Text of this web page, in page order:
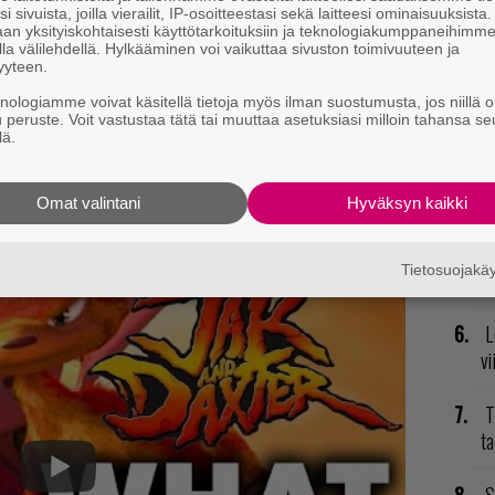
Legacyon todellinen klassikoiden klassikko, ja
tasohyppelypelejä. Naughty Dogin tekemä
ja sen uskomattoman kaunis ja värikäs
ympäri maapallon. Pelisarjan jatko-osat
ykkösosa on kestänyt aikaa mielettömän
pelimaailman klassikko, joka sopii tänäkin
pelaajasukupolvelle.
-pelisarjan historiasta näet alta.
sivuista, joilla vierailit, IP-osoitteestasi sekä laitteesi
yksityiskohtaisesti käyttötarkoituksiin ja teknologiakumppaneihimme
välilehdellä. Hylkääminen voi vaikuttaa sivuston toimivuuteen ja
voivat käsitellä tietoja myös ilman suostumusta, jos niillä
peruste. Voit vastustaa tätä tai muuttaa asetuksiasi milloin tahansa
Hyväksyn kaikki
Omat valintani